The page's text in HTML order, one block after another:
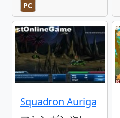
PC
Squadron Auriga